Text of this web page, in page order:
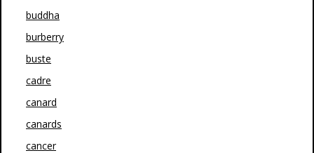
buddha
burberry
buste
cadre
canard
canards
cancer